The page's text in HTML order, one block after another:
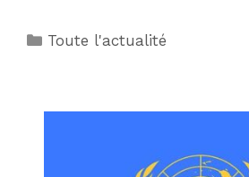
Catégories
Toute l'actualité